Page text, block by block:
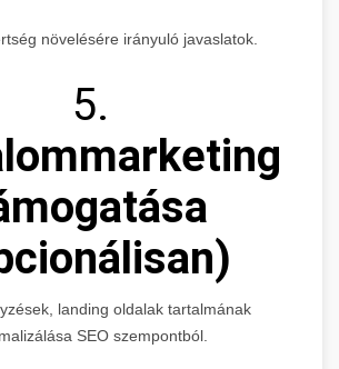
növelésére irányuló javaslatok.
5.
landing oldalak tartalmának
SEO szempontból.